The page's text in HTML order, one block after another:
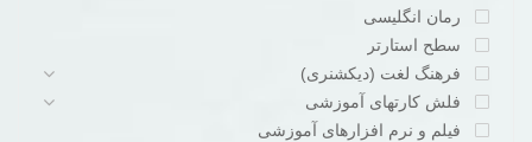
رمان انگلیسی
سطح استارتر
فرهنگ لغت (دیکشنری)
فلش کارتهای آموزشی
فیلم و نرم افزارهای آموزشی